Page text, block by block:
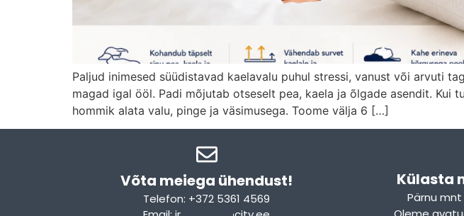
Paljud inimesed süüdistavad kaelavalu puhul stressi, vanust või arvuti
magad igal ööl. Padi mõjutab otseselt pea, kaela ja õlgade asendit. Kui
hommik alata valu, pinge ja väsimusega. Toome välja 6 […]
Võta meiega ühendust!​
Telefon: +372 5361 4569
Külasta
Pärnu mnt